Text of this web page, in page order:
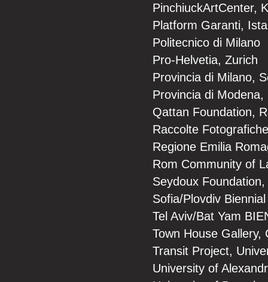
PinchiuckArtCenter,
Platform Garanti,
Politecnico di Milano
Pro-Helvetia, Zurich
Provincia di Milano,
Provincia di
Qattan Foundation,
Raccolte
Regione Emilia
Rom Community of
Seydoux Foundation,
Sofia/Plovdiv Biennial
Tel Aviv/Bat Yam
Town House Gallery,
Transit Project,
University of